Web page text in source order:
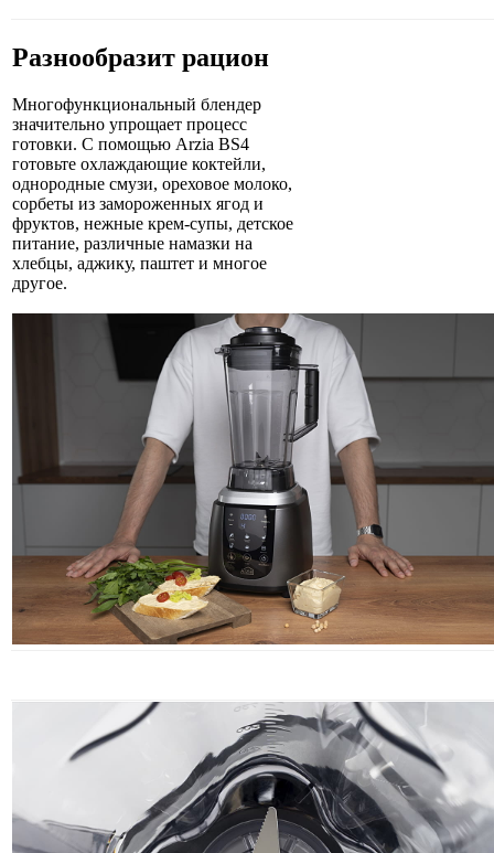
Разнообразит рацион
Многофункциональный блендер
значительно упрощает процесс
готовки. С помощью Arzia BS4
готовьте охлаждающие коктейли,
однородные смузи, ореховое молоко,
сорбеты из замороженных ягод и
фруктов, нежные крем-супы, детское
питание, различные намазки на
хлебцы, аджику, паштет и многое
другое.